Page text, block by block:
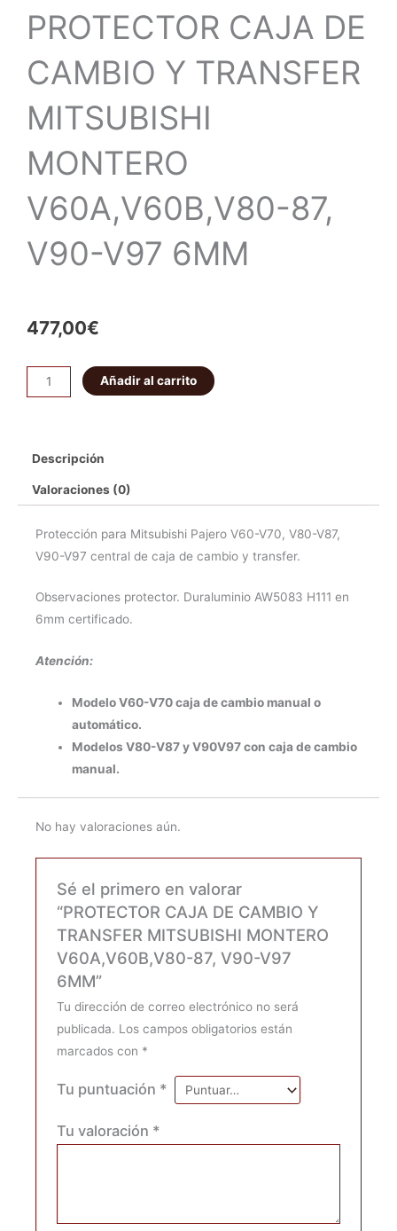
PROTECTOR CAJA DE
CAMBIO Y TRANSFER
MITSUBISHI
MONTERO
V60A,V60B,V80-87,
V90-V97 6MM
477,00€
PROTECTOR
CAJA
Y
TRANSFER
MITSUBISHI
MONTERO
V60A,V60B,V80-
V90-
V97
cantidad
Añadir al carrito
Descripción
Valoraciones (0)
Protección para Mitsubishi Pajero V60-V70, V80-V87,
V90-V97 central de caja de cambio y transfer.
Observaciones protector. Duraluminio AW5083 H111 en
6mm certificado.
Atención:
Modelo V60-V70 caja de cambio manual o
automático.
Modelos V80-V87 y V90V97 con caja de cambio
manual.
No hay valoraciones aún.
Sé el primero en valorar
“PROTECTOR CAJA DE CAMBIO Y
TRANSFER MITSUBISHI MONTERO
V60A,V60B,V80-87, V90-V97
6MM”
Tu dirección de correo electrónico no será
publicada. Los campos obligatorios están
marcados con *
Tu puntuación *
Tu valoración *